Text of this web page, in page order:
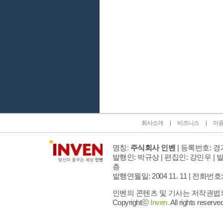
회사소개 비즈니스 이
명칭: 주식회사 인벤 | 등록번호: 경
발행인: 박규상 | 편집인: 강민우 |
층
발행연월일: 2004 11. 11 | 전화번호
인벤의 콘텐츠 및 기사는 저작권
Copyrightⓒ Inven.All rights